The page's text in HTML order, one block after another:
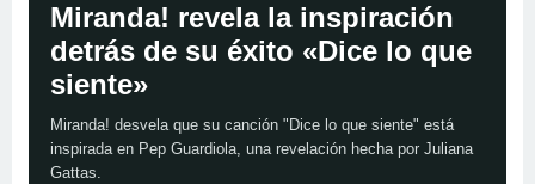
Miranda! revela la inspiración
detrás de su éxito «Dice lo que
siente»
Miranda! desvela que su canción "Dice lo que siente" está
inspirada en Pep Guardiola, una revelación hecha por Juliana
Gattas.